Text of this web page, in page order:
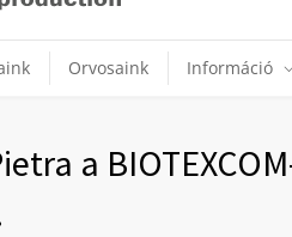
Orvosaink Információ
a